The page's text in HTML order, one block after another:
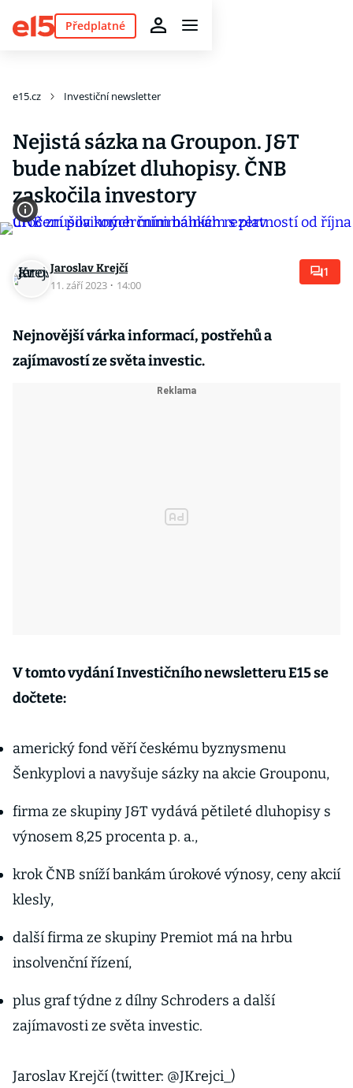
Předplatné
e15.cz Investiční newsletter
Nejistá sázka na Groupon. J&T
bude nabízet dluhopisy. ČNB
zaskočila investory
Jaroslav Krejčí
11. září 2023 · 14:00
1
Nejnovější várka informací, postřehů a
zajímavostí ze světa investic.
V tomto vydání Investičního newsletteru E15 se
dočtete:
americký fond věří českému byznysmenu
Šenkyplovi a navyšuje sázky na akcie Grouponu,
firma ze skupiny J&T vydává pětileté dluhopisy s
výnosem 8,25 procenta p. a.,
krok ČNB sníží bankám úrokové výnosy, ceny akcií
klesly,
další firma ze skupiny Premiot má na hrbu
insolvenční řízení,
plus graf týdne z dílny Schroders a další
zajímavosti ze světa investic.
Jaroslav Krejčí (twitter: @JKrejci_)